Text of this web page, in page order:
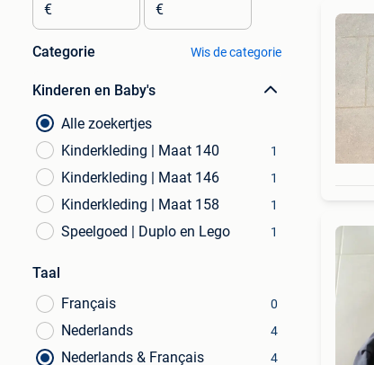
€ €
Categorie Wis de categorie
Kinderen en Baby's
Alle zoekertjes
Kinderkleding | Maat 140
1
Kinderkleding | Maat 146 1
Kinderkleding | Maat 158 1
Speelgoed | Duplo en Lego 1
Taal
Français
0
Nederlands 4
Nederlands & Français 4